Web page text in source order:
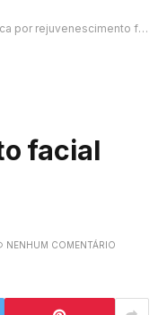
rejuvenescimento facial cresce no Brasil
facial
NENHUM COMENTÁRIO